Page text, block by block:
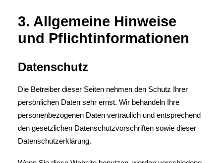
3. Allgemeine Hinweise
und Pflicht­informationen
Datenschutz
Die Betreiber dieser Seiten nehmen den Schutz Ihrer
persönlichen Daten sehr ernst. Wir behandeln Ihre
personenbezogenen Daten vertraulich und entsprechend
den gesetzlichen Datenschutzvorschriften sowie dieser
Datenschutzerklärung.